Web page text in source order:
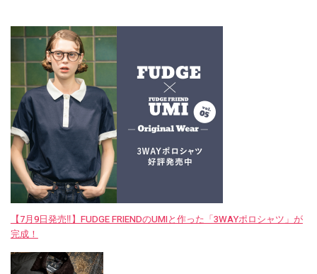
【7月9日発売‼︎】FUDGE FRIENDのUMIと作った「3WAYポロシャツ」が
完成！